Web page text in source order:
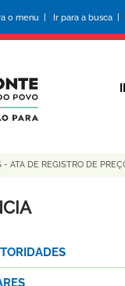
o menu | Ir para a busca |
- ATA DE REGISTRO DE